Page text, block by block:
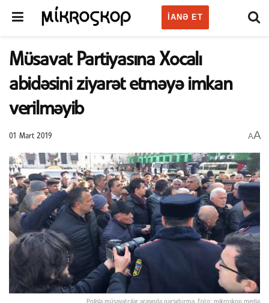
IANƏ ET
Müsavat Partiyasına Xocalı
abidəsini ziyarət etməyə imkan
verilməyib
01 Mart 2019 AA
Polislə müsavatçılar arasında qarşıdurma. Foto: mikroskop media